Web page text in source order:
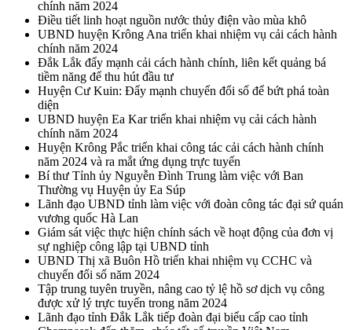
chính năm 2024
Điều tiết linh hoạt nguồn nước thủy điện vào mùa khô
UBND huyện Krông Ana triển khai nhiệm vụ cải cách hành
chính năm 2024
Đắk Lắk đẩy mạnh cải cách hành chính, liên kết quảng bá
tiềm năng để thu hút đầu tư
Huyện Cư Kuin: Đẩy mạnh chuyển đổi số để bứt phá toàn
diện
UBND huyện Ea Kar triển khai nhiệm vụ cải cách hành
chính năm 2024
Huyện Krông Pắc triển khai công tác cải cách hành chính
năm 2024 và ra mắt ứng dụng trực tuyến
Bí thư Tỉnh ủy Nguyễn Đình Trung làm việc với Ban
Thường vụ Huyện ủy Ea Súp
Lãnh đạo UBND tỉnh làm việc với đoàn công tác đại sứ quán
vương quốc Hà Lan
Giám sát việc thực hiện chính sách về hoạt động của đơn vị
sự nghiệp công lập tại UBND tỉnh
UBND Thị xã Buôn Hồ triển khai nhiệm vụ CCHC và
chuyển đổi số năm 2024
Tập trung tuyên truyền, nâng cao tỷ lệ hồ sơ dịch vụ công
được xử lý trực tuyến trong năm 2024
Lãnh đạo tỉnh Đắk Lắk tiếp đoàn đại biểu cấp cao tỉnh